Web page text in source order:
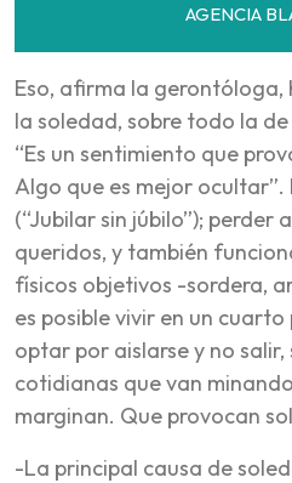
AGENCIA
Eso, afirma la gerontóloga,
la soledad, sobre todo la
“Es un sentimiento que
Algo que es mejor
(“Jubilar sin júbilo”); perder
queridos, y también
físicos objetivos -sordera,
es posible vivir en un cuarto
optar por aislarse y no salir,
cotidianas que van
marginan. Que provocan
-La principal causa de